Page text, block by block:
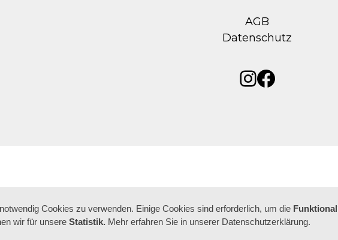
AGB
Datenschutz
Instagram
Facebook
Cookies zu verwenden. Einige Cookies sind erforderlich, um die
wir für unsere Statistik. Mehr erfahren Sie in unserer Datenschutzerklärung.